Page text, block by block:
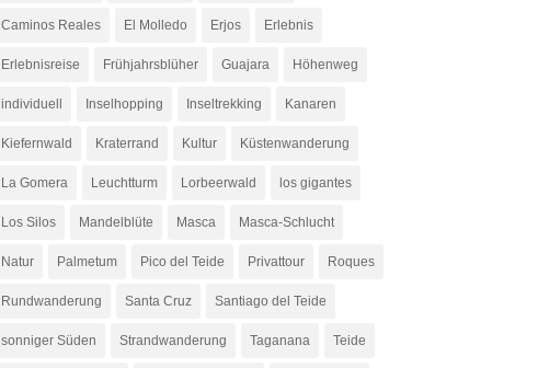
Caminos Reales El Molledo Erjos Erlebnis
Erlebnisreise Frühjahrsblüher Guajara Höhenweg
individuell Inselhopping Inseltrekking Kanaren
Kiefernwald Kraterrand Kultur Küstenwanderung
La Gomera Leuchtturm Lorbeerwald los gigantes
Los Silos Mandelblüte Masca Masca-Schlucht
Natur Palmetum Pico del Teide Privattour Roques
Rundwanderung Santa Cruz Santiago del Teide
sonniger Süden Strandwanderung Taganana Teide